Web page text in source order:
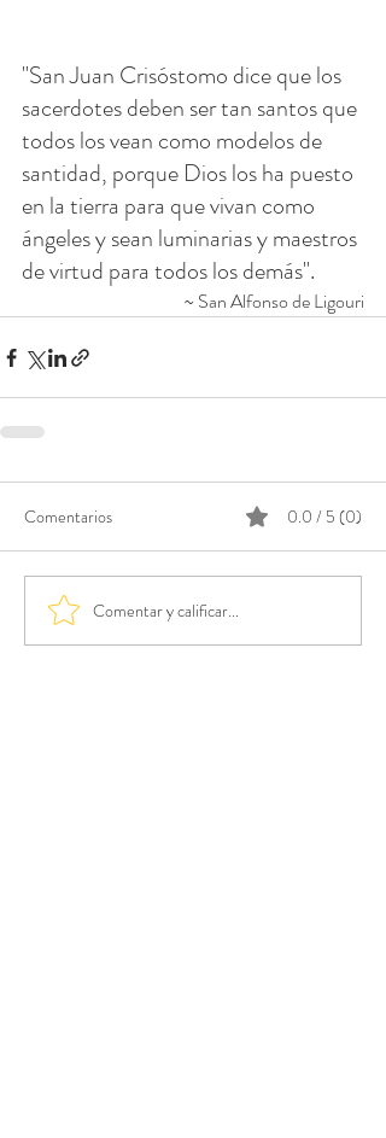
"San Juan Crisóstomo dice que los
sacerdotes deben ser tan santos que
todos los vean como modelos de
santidad, porque Dios los ha puesto
en la tierra para que vivan como
ángeles y sean luminarias y maestros
de virtud para todos los demás".
~ San Alfonso de Ligouri
Comentarios 0.0 / 5 (0)
Comentar y calificar...